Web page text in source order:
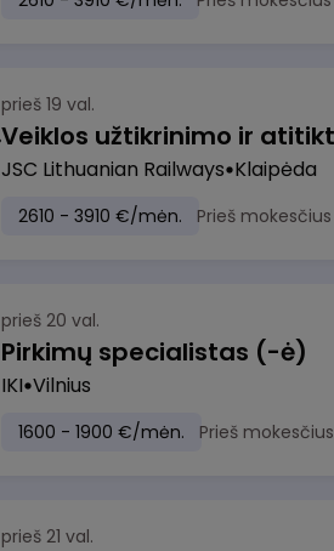
prieš 19 val.
JSC Lithuanian Railways Klaipėda
2610 - 3910 €/mėn. Prieš mokesčius
prieš 20 val.
Pirkimų specialistas (-ė)
IKI Vilnius
1600 - 1900 €/mėn. Prieš mokesčius
prieš 21 val.